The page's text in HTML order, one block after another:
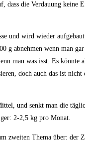
dass die Verdauung keine
und wird wieder
g abnehmen wenn man
man was isst. Es könnte
doch auch das ist
und senkt man die
2-2,5 kg pro Monat.
zweiten Thema über: der